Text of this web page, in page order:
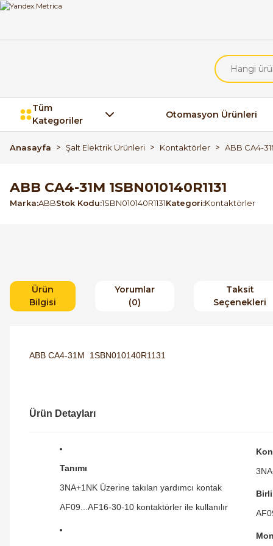
Tüm
Kategoriler
Otomasyon Ürünleri
Anasayfa Şalt Elektrik Ürünleri Kontaktörler ABB CA4-
ABB CA4-31M 1SBN010140R1131
Marka ABBStok Kodu 1SBN010140R1131Kategori Kontaktörler
Ürün
Bilgisi
Yorumlar
(0)
Taksit
Seçenekleri
ABB CA4-31M 1SBN010140R1131
Ürün Detayları
Tanımı
3NA+1NK Üzerine takılan yardımcı kontak
AF09...AF16-30-10 kontaktörler ile kullanılır